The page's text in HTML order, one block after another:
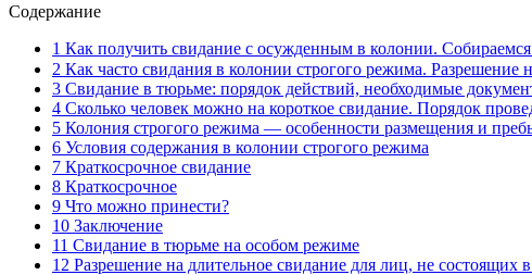
Содержание
1 Как получить свидание с осужденным в колонии.
2 Как часто свидания в колонии строгого режима.
3 Свидание в тюрьме: порядок действий, необходимые
4 Сколько человек можно на короткое свидание. Порядок
5 Колония строгого режима — особенности размещения и
6 Условия содержания в колонии строгого режима
7 Краткосрочное свидание
8 Краткосрочное
9 Что можно принести?
10 Заключение
11 Свидание в тюрьме на особом режиме
12 Разрешение на длительное свидание для лиц, не состоящих